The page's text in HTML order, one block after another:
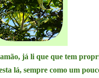
já li que que tem
lá, sempre como um